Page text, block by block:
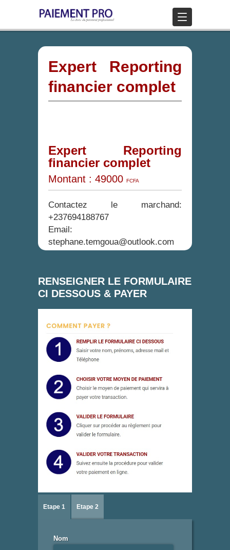
Expert Reporting
financier complet
Expert Reporting
financier complet
Montant : 49000 FCFA
Contactez le marchand:
+237694188767
Email:
stephane.temgoua@outlook.com
RENSEIGNER LE FORMULAIRE
CI DESSOUS & PAYER
Etape 1 Etape 2
Nom